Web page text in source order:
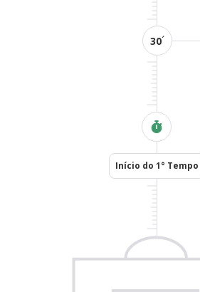
30´
Início do 1° Tempo